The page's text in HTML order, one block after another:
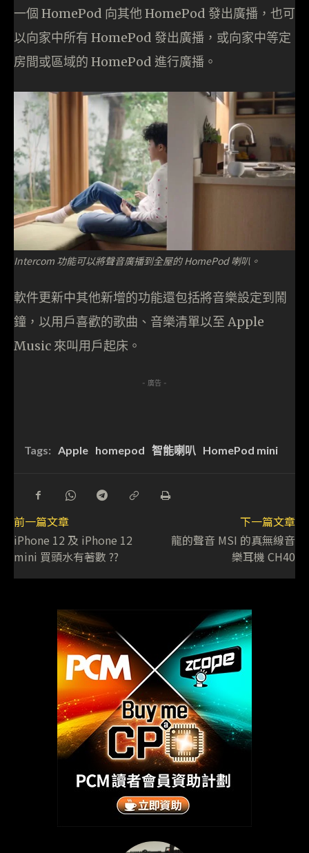
一個 HomePod 向其他 HomePod 發出廣播，也可
以向家中所有 HomePod 發出廣播，或向家中等定
房間或區域的 HomePod 進行廣播。
Intercom 功能可以將聲音廣播到全屋的 HomePod 喇叭。
軟件更新中其他新增的功能還包括將音樂設定到鬧
鐘，以用戶喜歡的歌曲、音樂清單以至 Apple
Music 來叫用戶起床。
- 廣告 -
Tags: Apple homepod 智能喇叭 HomePod mini
前一篇文章
iPhone 12 及 iPhone 12
mini 買頭水有著數 ??
下一篇文章
龍的聲音 MSI 的真無線音
樂耳機 CH40